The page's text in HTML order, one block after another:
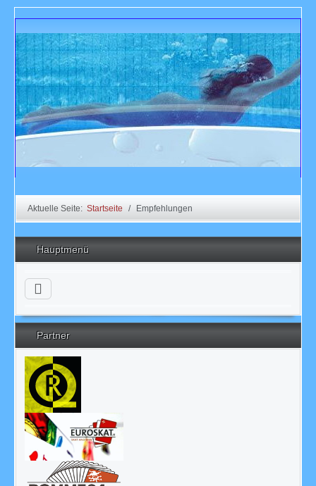
Aktuelle Seite: Startseite Empfehlungen
Hauptmenü
Partner